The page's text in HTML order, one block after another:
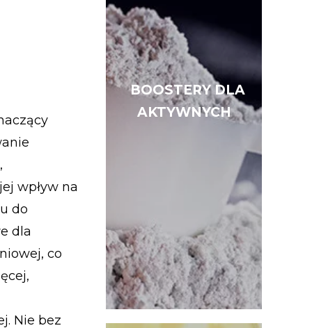
wpływ na
do
dla
co
Nie bez
BOOSTERY DLA
AKTYWNYCH
BOOSTERY DLA
AKTYWNYCH